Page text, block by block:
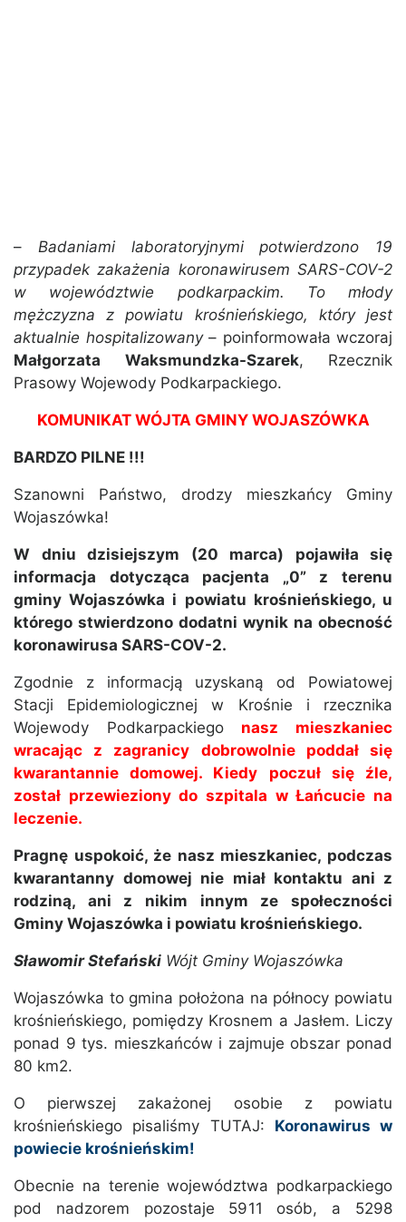
– Badaniami laboratoryjnymi potwierdzono 19
przypadek zakażenia koronawirusem SARS-COV-2
w województwie podkarpackim. To młody
mężczyzna z powiatu krośnieńskiego, który jest
aktualnie hospitalizowany– poinformowała wczoraj
Małgorzata Waksmundzka-Szarek, Rzecznik
Prasowy Wojewody Podkarpackiego.
KOMUNIKAT WÓJTA GMINY WOJASZÓWKA
BARDZO PILNE !!!
Szanowni Państwo, drodzy mieszkańcy Gminy
Wojaszówka!
W dniu dzisiejszym (20 marca) pojawiła się
informacja dotycząca pacjenta „0” z terenu
gminy Wojaszówka i powiatu krośnieńskiego, u
którego stwierdzono dodatni wynik na obecność
koronawirusa SARS-COV-2.
Zgodnie z informacją uzyskaną od Powiatowej
Stacji Epidemiologicznej w Krośnie i rzecznika
Wojewody Podkarpackiego nasz mieszkaniec
wracając z zagranicy dobrowolnie poddał się
kwarantannie domowej. Kiedy poczuł się źle,
został przewieziony do szpitala w Łańcucie na
leczenie.
Pragnę uspokoić, że nasz mieszkaniec, podczas
kwarantanny domowej nie miał kontaktu ani z
rodziną, ani z nikim innym ze społeczności
Gminy Wojaszówka i powiatu krośnieńskiego.
Sławomir Stefański Wójt Gminy Wojaszówka
Wojaszówka to gmina położona na północy powiatu
krośnieńskiego, pomiędzy Krosnem a Jasłem. Liczy
ponad 9 tys. mieszkańców i zajmuje obszar ponad
80 km2.
O pierwszej zakażonej osobie z powiatu
krośnieńskiego pisaliśmy TUTAJ: Koronawirus w
powiecie krośnieńskim!
Obecnie na terenie województwa podkarpackiego
pod nadzorem pozostaje 5911 osób, a 5298